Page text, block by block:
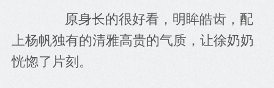
原身长的很好看，明眸皓齿，配
上杨帆独有的清雅高贵的气质，让徐奶奶
恍惚了片刻。